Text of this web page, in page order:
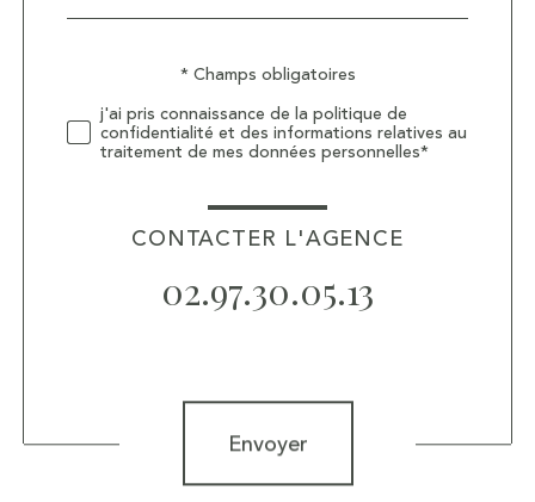
défaut
Validation* Champs obligatoires
j'ai pris connaissance de la politique de
confidentialité et des informations relatives au
traitement de mes données personnelles*
CONTACTER L'AGENCE
02.97.30.05.13
Envoyer